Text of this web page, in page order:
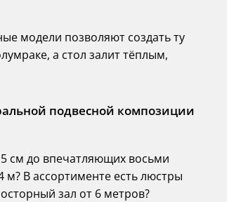
модели позволяют создать ту
а стол залит тёплым,
подвесной композиции
см до впечатляющих восьми
м? В ассортименте есть люстры
зал от 6 метров?